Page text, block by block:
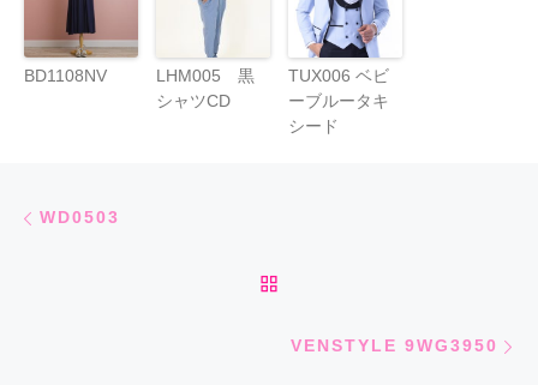
BD1108NV
LHM005 黒
シャツCD
TUX006 ベビ
ーブルータキ
シード
Post navigation
WD0503
VENSTYLE 9WG3950